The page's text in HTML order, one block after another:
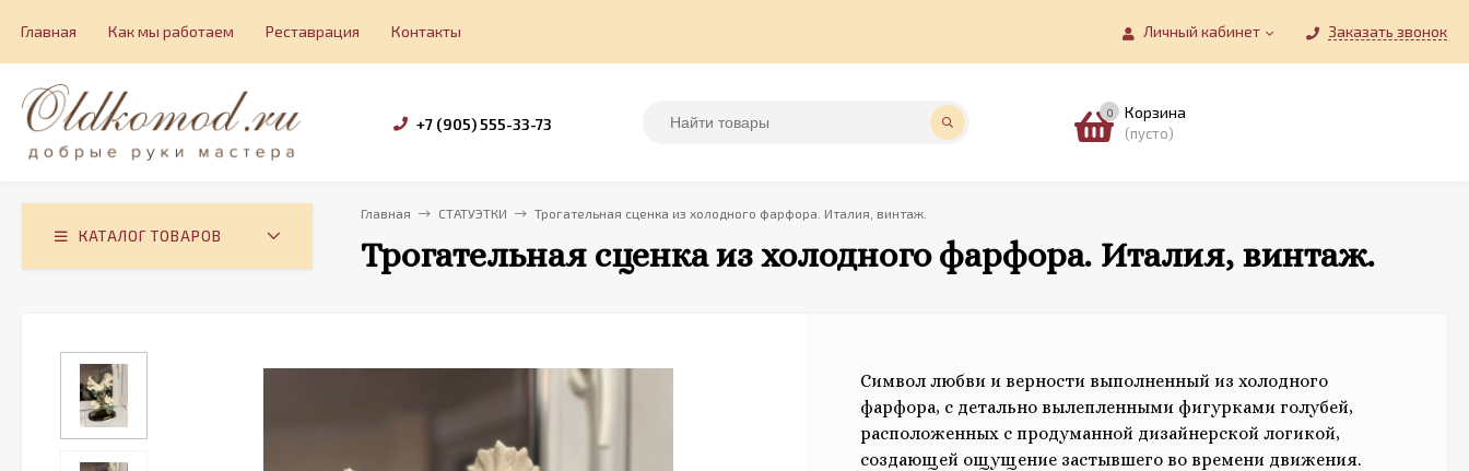
Личный кабинет Заказать звонок
Главная Как мы работаем Реставрация Контакты
+7 (905) 555-33-73
0 Корзина
(пусто)
КАТАЛОГ ТОВАРОВ
Главная СТАТУЭТКИ Трогательная сценка из холодного фарфора. Италия, винтаж.
Трогательная сценка из холодного фарфора. Италия, винтаж.
Символ любви и верности выполненный из холодного
фарфора, с детально вылепленными фигурками голубей,
расположенных с продуманной дизайнерской логикой,
создающей ощущение застывшего во времени движения.